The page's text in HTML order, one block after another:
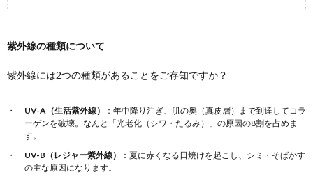
紫外線の種類について
紫外線には2つの種類があることをご存知ですか？
UV-A（生活紫外線）
：年中降り注ぎ、肌の奥（真皮層）まで到達してコラ
ーゲンを破壊。なんと「光老化（シワ・たるみ）」の原因の8割を占めま
す。
UV-B（レジャー紫外線）
：夏に赤くなる日焼けを起こし、シミ・そばかす
の主な原因になります。